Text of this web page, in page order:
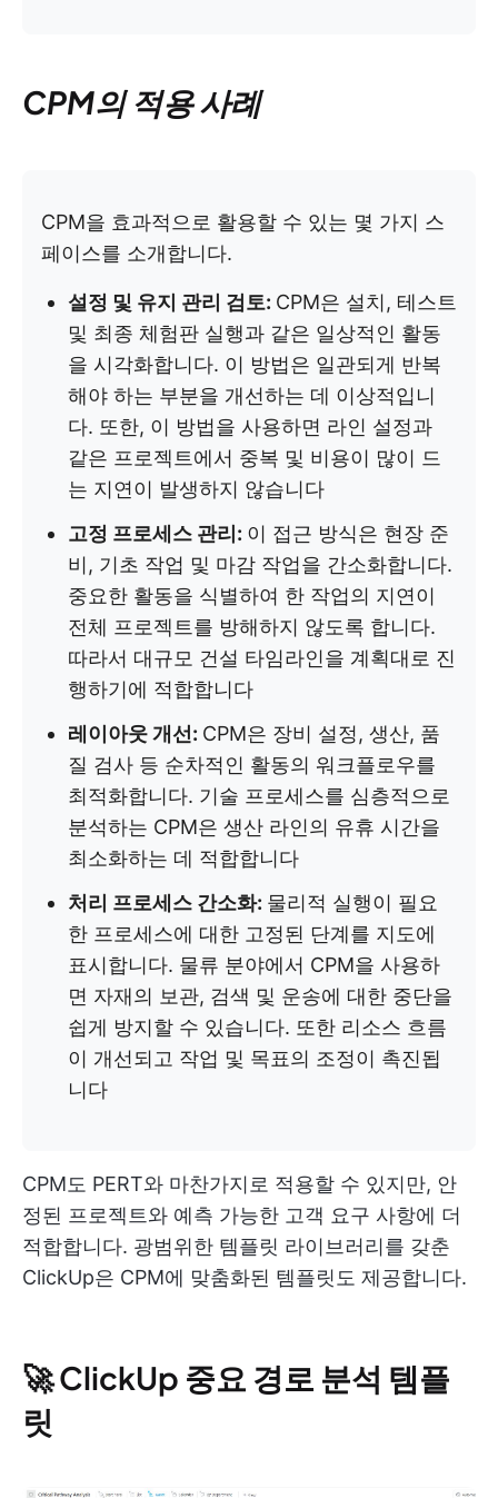
CPM의 적용 사례
CPM을 효과적으로 활용할 수 있는 몇 가지 스
페이스를 소개합니다.
설정 및 유지 관리 검토: CPM은 설치, 테스트
및 최종 체험판 실행과 같은 일상적인 활동
을 시각화합니다. 이 방법은 일관되게 반복
해야 하는 부분을 개선하는 데 이상적입니
다. 또한, 이 방법을 사용하면 라인 설정과
같은 프로젝트에서 중복 및 비용이 많이 드
는 지연이 발생하지 않습니다
고정 프로세스 관리: 이 접근 방식은 현장 준
비, 기초 작업 및 마감 작업을 간소화합니다.
중요한 활동을 식별하여 한 작업의 지연이
전체 프로젝트를 방해하지 않도록 합니다.
따라서 대규모 건설 타임라인을 계획대로 진
행하기에 적합합니다
레이아웃 개선: CPM은 장비 설정, 생산, 품
질 검사 등 순차적인 활동의 워크플로우를
최적화합니다. 기술 프로세스를 심층적으로
분석하는 CPM은 생산 라인의 유휴 시간을
최소화하는 데 적합합니다
처리 프로세스 간소화: 물리적 실행이 필요
한 프로세스에 대한 고정된 단계를 지도에
표시합니다. 물류 분야에서 CPM을 사용하
면 자재의 보관, 검색 및 운송에 대한 중단을
쉽게 방지할 수 있습니다. 또한 리소스 흐름
이 개선되고 작업 및 목표의 조정이 촉진됩
니다
CPM도 PERT와 마찬가지로 적용할 수 있지만, 안
정된 프로젝트와 예측 가능한 고객 요구 사항에 더
적합합니다. 광범위한 템플릿 라이브러리를 갖춘
ClickUp은 CPM에 맞춤화된 템플릿도 제공합니다.
🚀 ClickUp 중요 경로 분석 템플
릿